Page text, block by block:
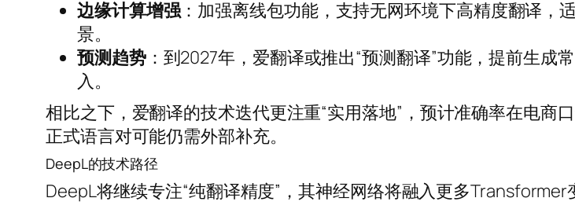
边缘计算增强：加强离线包功能，支持无网环境下高精度翻译，
景。
预测趋势：到2027年，爱翻译或推出“预测翻译”功能，提前生成
入。
相比之下，爱翻译的技术迭代更注重“实用落地”，预计准确率在电商
正式语言对可能仍需外部补充。
DeepL的技术路径
DeepL将继续专注“纯翻译精度”，其神经网络将融入更多Transformer